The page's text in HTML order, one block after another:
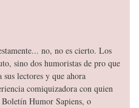
no, no es cierto. Los
sino dos humoristas de pro que
lectores y que ahora
comiquizadora con quien
Boletín Humor Sapiens, o